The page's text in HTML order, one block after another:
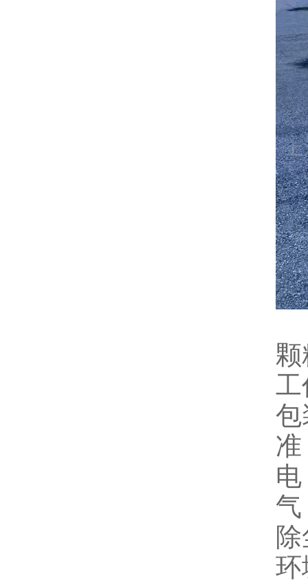
工
包